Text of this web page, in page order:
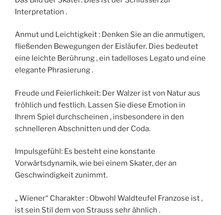
Interpretation .
Anmut und Leichtigkeit : Denken Sie an die anmutigen,
fließenden Bewegungen der Eisläufer. Dies bedeutet
eine leichte Berührung , ein tadelloses Legato und eine
elegante Phrasierung .
Freude und Feierlichkeit: Der Walzer ist von Natur aus
fröhlich und festlich. Lassen Sie diese Emotion in
Ihrem Spiel durchscheinen , insbesondere in den
schnelleren Abschnitten und der Coda.
Impulsgefühl: Es besteht eine konstante
Vorwärtsdynamik, wie bei einem Skater, der an
Geschwindigkeit zunimmt.
„ Wiener“ Charakter : Obwohl Waldteufel Franzose ist ,
ist sein Stil dem von Strauss sehr ähnlich .